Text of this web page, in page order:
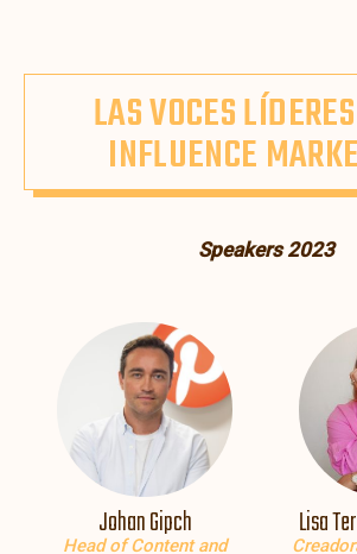
LAS VOCES
INFLUENCE
Speakers 2023
Johan Gipch
Head of Content and
Lisa